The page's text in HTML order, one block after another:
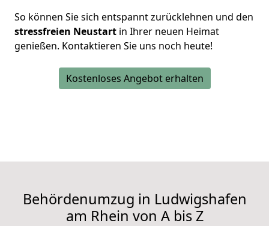
So können Sie sich entspannt zurücklehnen und den
stressfreien Neustart in Ihrer neuen Heimat
genießen. Kontaktieren Sie uns noch heute!
Kostenloses Angebot erhalten
Behördenumzug in Ludwigshafen
am Rhein von A bis Z